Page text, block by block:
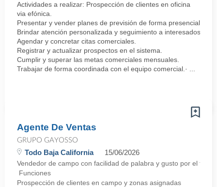
Actividades a realizar: Prospección de clientes en oficina
via efónica.
Presentar y vender planes de previsión de forma presencial.
Brindar atención personalizada y seguimiento a interesados.
Agendar y concretar citas comerciales.
Registrar y actualizar prospectos en el sistema.
Cumplir y superar las metas comerciales mensuales.
Trabajar de forma coordinada con el equipo comercial.· ...
Agente De Ventas
GRUPO GAYOSSO
Todo Baja California 15/06/2026
Vendedor de campo con facilidad de palabra y gusto por el
Funciones
Prospección de clientes en campo y zonas asignadas